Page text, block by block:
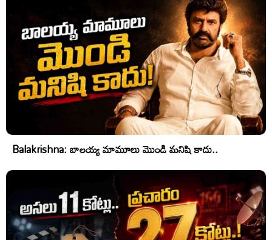
Balakrishna: బాలయ్య మామూలు మొండి మనిషి కాదు..